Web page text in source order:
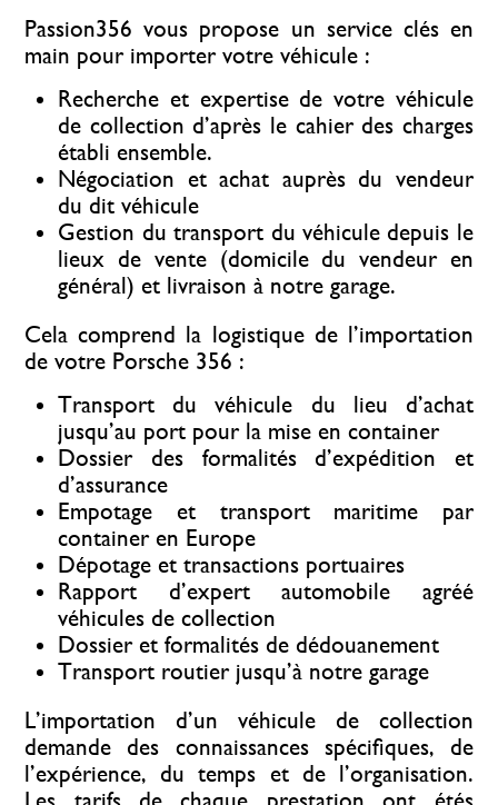
Passion356 vous propose un service clés en
main pour importer votre véhicule :
Recherche et expertise de votre véhicule
de collection d’après le cahier des charges
établi ensemble.
Négociation et achat auprès du vendeur
du dit véhicule
Gestion du transport du véhicule depuis le
lieux de vente (domicile du vendeur en
général) et livraison à notre garage.
Cela comprend la logistique de l’importation
de votre Porsche 356 :
Transport du véhicule du lieu d’achat
jusqu’au port pour la mise en container
Dossier des formalités d’expédition et
d’assurance
Empotage et transport maritime par
container en Europe
Dépotage et transactions portuaires
Rapport d’expert automobile agréé
véhicules de collection
Dossier et formalités de dédouanement
Transport routier jusqu’à notre garage
L’importation d’un véhicule de collection
demande des connaissances spécifiques, de
l’expérience, du temps et de l’organisation.